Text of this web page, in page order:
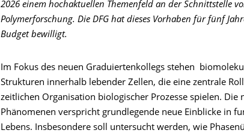
2026 einem hochaktuellen Themenfeld an der Schnittstelle
Polymerforschung. Die DFG hat dieses Vorhaben für fünf
Budget bewilligt.
Im Fokus des neuen Graduiertenkollegs stehen
Strukturen innerhalb lebender Zellen, die eine zentrale
zeitlichen Organisation biologischer Prozesse spielen. Die
Phänomenen verspricht grundlegende neue Einblicke in
Lebens. Insbesondere soll untersucht werden, wie